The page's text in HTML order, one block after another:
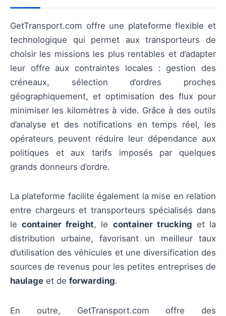
GetTransport.com offre une plateforme flexible et
technologique qui permet aux transporteurs de
choisir les missions les plus rentables et d’adapter
leur offre aux contraintes locales : gestion des
créneaux, sélection d’ordres proches
géographiquement, et optimisation des flux pour
minimiser les kilomètres à vide. Grâce à des outils
d’analyse et des notifications en temps réel, les
opérateurs peuvent réduire leur dépendance aux
politiques et aux tarifs imposés par quelques
grands donneurs d’ordre.
La plateforme facilite également la mise en relation
entre chargeurs et transporteurs spécialisés dans
lecontainer freight, le container trucking et la
distribution urbaine, favorisant un meilleur taux
d’utilisation des véhicules et une diversification des
sources de revenus pour les petites entreprises de
haulage et de forwarding.
En outre, GetTransport.com offre des